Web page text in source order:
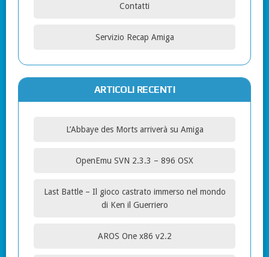
Contatti
Servizio Recap Amiga
ARTICOLI RECENTI
L’Abbaye des Morts arriverà su Amiga
OpenEmu SVN 2.3.3 – 896 OSX
Last Battle – Il gioco castrato immerso nel mondo
di Ken il Guerriero
AROS One x86 v2.2